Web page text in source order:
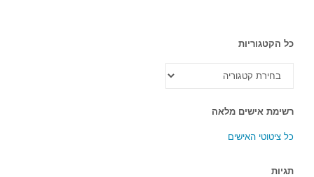
כל הקטגוריות
הקטגוריות
רשימת אישים מלאה
כל ציטוטי האישים
תגיות